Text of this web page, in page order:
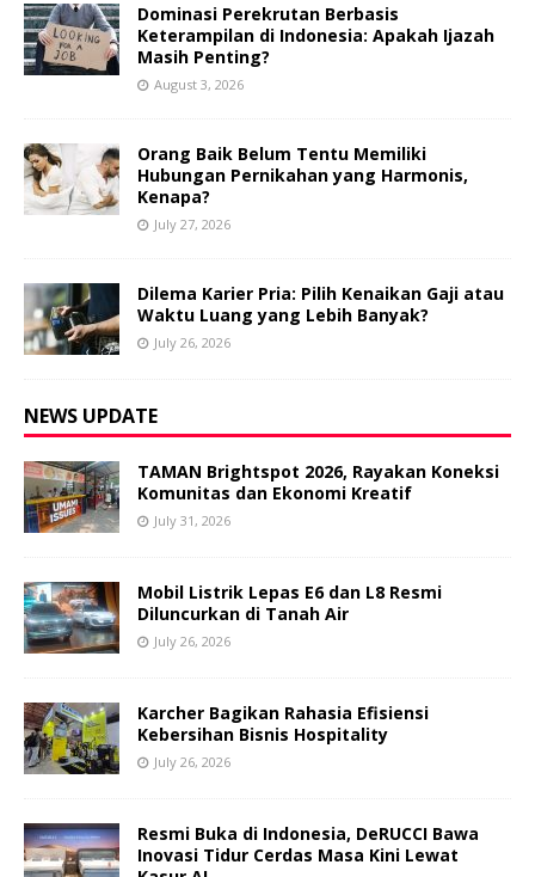
Dominasi Perekrutan Berbasis
Keterampilan di Indonesia: Apakah Ijazah
Masih Penting?
August 3, 2026
Orang Baik Belum Tentu Memiliki
Hubungan Pernikahan yang Harmonis,
Kenapa?
July 27, 2026
Dilema Karier Pria: Pilih Kenaikan Gaji atau
Waktu Luang yang Lebih Banyak?
July 26, 2026
NEWS UPDATE
TAMAN Brightspot 2026, Rayakan Koneksi
Komunitas dan Ekonomi Kreatif
July 31, 2026
Mobil Listrik Lepas E6 dan L8 Resmi
Diluncurkan di Tanah Air
July 26, 2026
Karcher Bagikan Rahasia Efisiensi
Kebersihan Bisnis Hospitality
July 26, 2026
Resmi Buka di Indonesia, DeRUCCI Bawa
Inovasi Tidur Cerdas Masa Kini Lewat